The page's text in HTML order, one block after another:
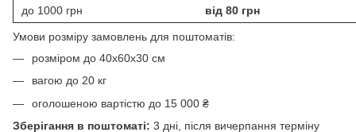
до 1000 грн
від 80 грн
Умови розміру замовлень для поштоматів:
розміром до 40х60х30 см
вагою до 20 кг
оголошеною вартістю до 15 000 ₴
Зберігання в поштоматі: 3 дні, після вичерпання терміну